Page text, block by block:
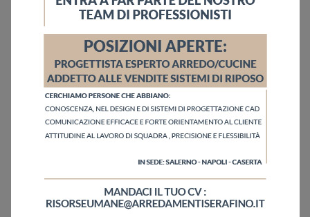
Sfoglia i cataloghi